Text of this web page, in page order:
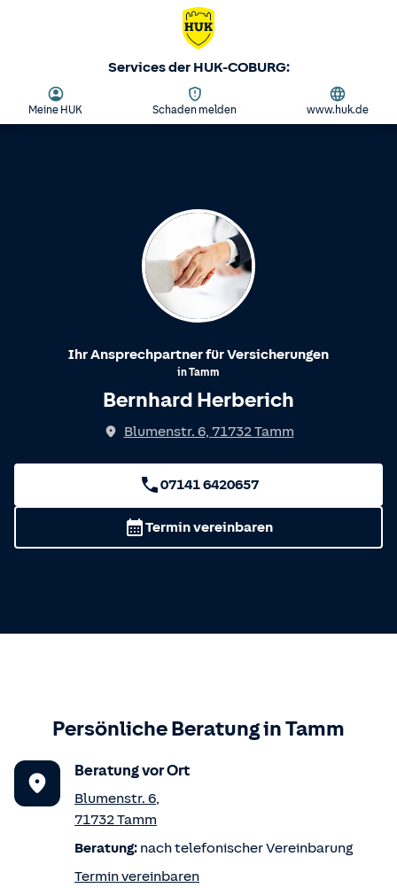
Services der HUK-COBURG:
Meine HUK Schaden melden www.huk.de
Ihr Ansprechpartner für Versicherungen
inTamm
Bernhard Herberich
Blumenstr. 6, 71732Tamm
07141 6420657
Termin vereinbaren
Persönliche Beratung inTamm
Beratung vor Ort
Blumenstr. 6,
71732Tamm
Beratung: nach telefonischer Vereinbarung
Termin vereinbaren